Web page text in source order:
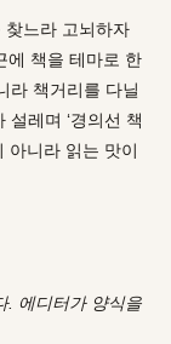
찾느라 고뇌하자
에 책을 테마로 한
라 책거리를 다닐
레며 ‘경의선 책
아니라 읽는 맛이
. 에디터가 양식을